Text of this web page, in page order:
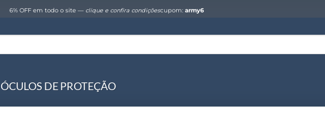
6% OFF em todo o site — clique e confira condiçõescupom:army6
ÓCULOS DE PROTEÇÃO